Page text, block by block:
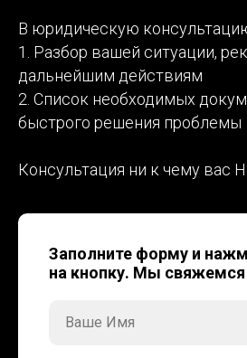
В юридическую
1. Разбор вашей ситуации,
дальнейшим действиям
2. Список необходимых
быстрого решения проблемы
Консультация ни к чему вас
Заполните форму и
на кнопку. Мы свяжемся
Ваше Имя